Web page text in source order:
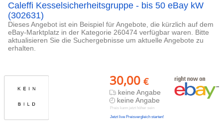
Caleffi Kesselsicherheitsgruppe - bis 50 eBay kW
(302631)
Dieses Angebot ist ein Beispiel für Angebote, die kürzlich auf dem
eBay-Marktplatz in der Kategorie 260474 verfügbar waren. Bitte
aktualisieren Sie die Suchergebnisse um aktuelle Angebote zu
erhalten.
30,00 €
keine Angabe
keine Angabe
Preis kann jetzt höher sein
Jetzt live Preisvergleich starten!